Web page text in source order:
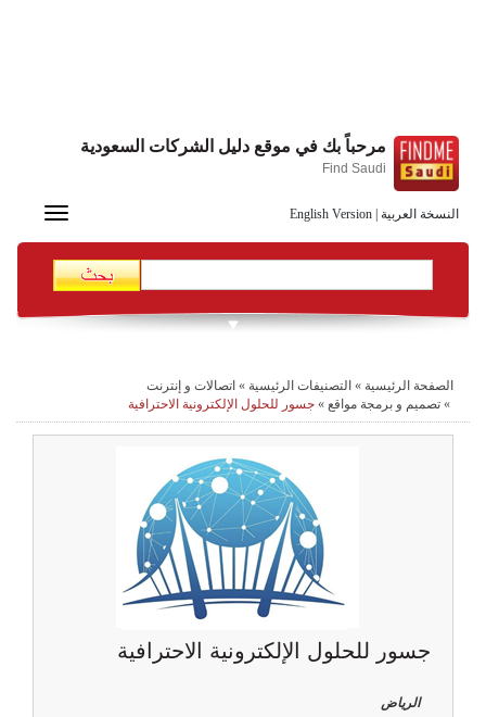
النسخة العربية English Version
مرحباً بك في موقع دليل الشركات السعودية
Find Saudi
Toggle
الصفحة الرئيسية » التصنيفات الرئيسية » اتصالات و إنترنت
» تصميم و برمجة مواقع » جسور للحلول الإلكترونية الاحترافية
جسور للحلول الإلكترونية الاحترافية
الرياض